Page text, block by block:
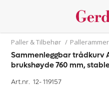
Paller & Tilbehør / Pallerammer
Sammenleggbar trådkurv
brukshøyde 760 mm,
Art.nr. 12-119157